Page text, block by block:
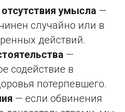
умысла —
случайно или в
действий.
—
содействие в
потерпевшего.
— если обвинения